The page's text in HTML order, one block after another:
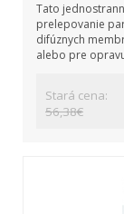
Tato
prelepovanie
difúznych
alebo pre
Stará cena:
56,38€